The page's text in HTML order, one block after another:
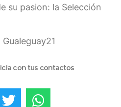
su pasion: la Selección
con tus contactos